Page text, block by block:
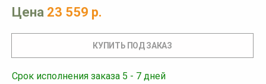
Цена 23 559 р.
Срок исполнения заказа 5 - 7 дней